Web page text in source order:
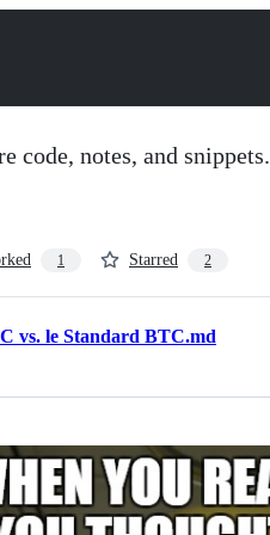
code, notes, and snippets.
1 Starred 2
vs. le Standard BTC.md